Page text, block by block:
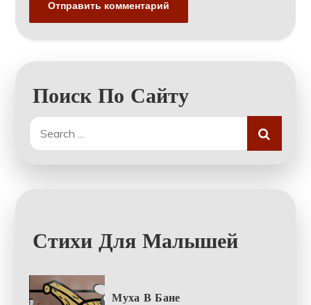
Поиск По Сайту
Search
for:
Стихи Для Малышей
Муха В Бане